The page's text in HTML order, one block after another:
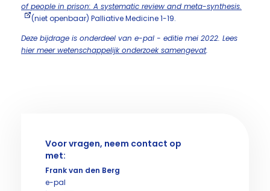
of people in prison: A systematic review and meta-synthesis.
(niet openbaar) Palliative Medicine 1-19.
Deze bijdrage is onderdeel van e-pal - editie mei 2022. Lees
hier meer wetenschappelijk onderzoek samengevat.
Voor vragen, neem contact op
met:
Frank van den Berg
e-pal